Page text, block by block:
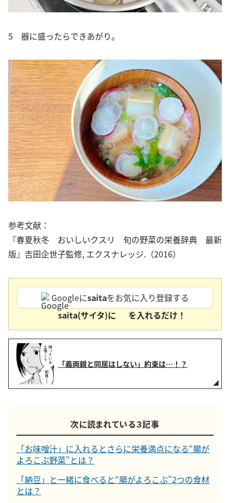
5 器に盛ったらできあがり。
参考文献：
『春夏秋冬 おいしいクスリ 旬の野菜の栄養辞典 最新
版』吉田企世子監修, エクスナレッジ.（2016）
Googleにsaitaをお気に入り登録する
saita(サイタ)に
を入れるだけ！
「義両親と同居はしない」約束は…！？
次に読まれている３記事
「お味噌汁」に入れるとさらに栄養満点になる“腸が
よろこぶ野菜”とは？
「納豆」と一緒に食べると“腸がよろこぶ”2つの食材
とは？